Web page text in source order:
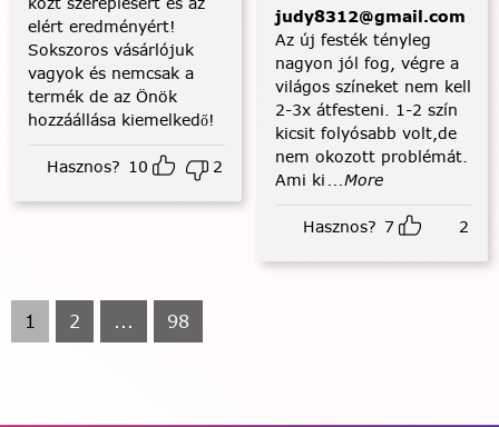
elért eredményért!
Sokszoros vásárlójuk
vagyok és nemcsak a
termék de az Önök
hozzáállása kiemelkedő!
Hasznos? 10 2
judy8312@gmail.com
Az új festék tényleg
nagyon jól fog, végre a
világos színeket nem kell
2-3x átfesteni. 1-2 szín
kicsit folyósabb volt,de
nem okozott problémát.
Ami ki ...More
Hasznos? 7 2
1 2 ... 98